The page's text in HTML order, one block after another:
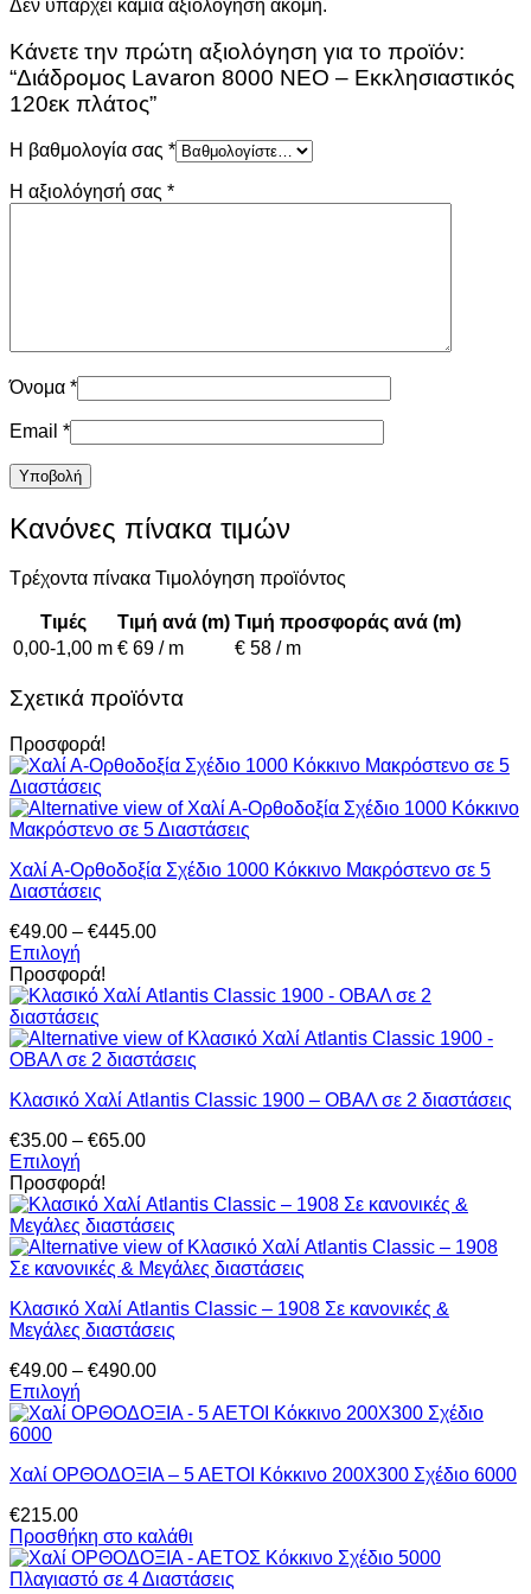
Δεν υπάρχει καμία αξιολόγηση ακόμη.
Κάνετε την πρώτη αξιολόγηση για το προϊόν:
“Διάδρομος Lavaron 8000 ΝΕΟ – Εκκλησιαστικός
120εκ πλάτος”
Η βαθμολογία σας *
Η αξιολόγησή σας *
Όνομα *
Email *
Κανόνες πίνακα τιμών
Τρέχοντα πίνακα Τιμολόγηση προϊόντος
Τιμές Τιμή ανά (m) Τιμή προσφοράς ανά (m)
0,00-1,00 m € 69 / m € 58 / m
Σχετικά προϊόντα
Προσφορά!
Χαλί Α-Ορθοδοξία Σχέδιο 1000 Κόκκινο Μακρόστενο σε 5
Διαστάσεις
€49.00 – €445.00Price
through
Επιλογή
Αυτό
το
προϊόν
έχει
πολλαπλές
Οι
μπορούν
να
επιλεγούν
στη
σελίδα
του
προϊόντος
Προσφορά!
Κλασικό Χαλί Atlantis Classic 1900 – ΟΒΑΛ σε 2 διαστάσεις
€35.00 – €65.00Price
through
€65.00
Επιλογή
Αυτό
το
προϊόν
έχει
πολλαπλές
Οι
επιλογές
να
επιλεγούν
στη
σελίδα
προϊόντος
Προσφορά!
Κλασικό Χαλί Atlantis Classic – 1908 Σε κανονικές &
Μεγάλες διαστάσεις
€49.00 – €490.00Price
€49.00
Επιλογή
Αυτό
το
έχει
παραλλαγές.
Οι
επιλογές
μπορούν
Χαλί ΟΡΘΟΔΟΞΙΑ – 5 ΑΕΤΟΙ Κόκκινο 200Χ300 Σχέδιο 6000
€215.00
Προσθήκη στο καλάθι